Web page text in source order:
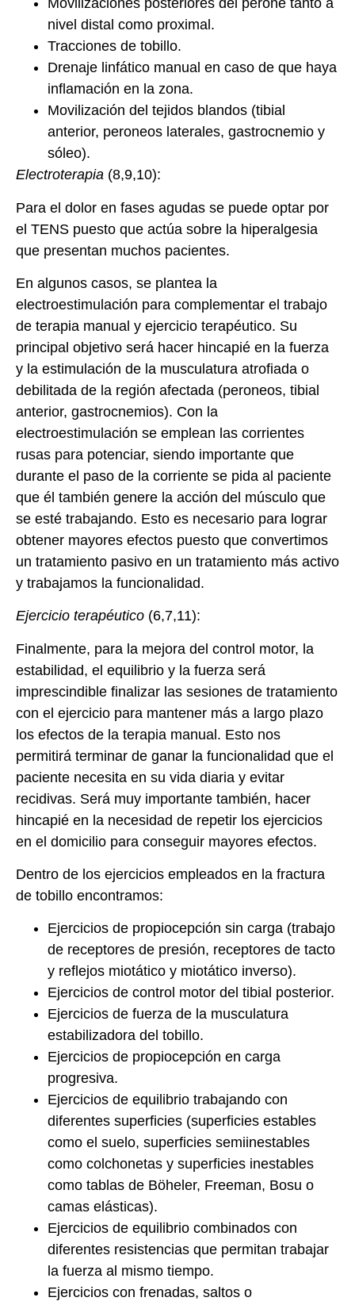
Movilizaciones posteriores del peroné tanto a
nivel distal como proximal.
Tracciones de tobillo.
Drenaje linfático manual en caso de que haya
inflamación en la zona.
Movilización del tejidos blandos (tibial
anterior, peroneos laterales, gastrocnemio y
sóleo).
Electroterapia (8,9,10):
Para el dolor en fases agudas se puede optar por
el TENS puesto que actúa sobre la hiperalgesia
que presentan muchos pacientes.
En algunos casos, se plantea la
electroestimulación para complementar el trabajo
de terapia manual y ejercicio terapéutico. Su
principal objetivo será hacer hincapié en la fuerza
y la estimulación de la musculatura atrofiada o
debilitada de la región afectada (peroneos, tibial
anterior, gastrocnemios). Con la
electroestimulación se emplean las corrientes
rusas para potenciar, siendo importante que
durante el paso de la corriente se pida al paciente
que él también genere la acción del músculo que
se esté trabajando. Esto es necesario para lograr
obtener mayores efectos puesto que convertimos
un tratamiento pasivo en un tratamiento más activo
y trabajamos la funcionalidad.
Ejercicio terapéutico (6,7,11):
Finalmente, para la mejora del control motor, la
estabilidad, el equilibrio y la fuerza será
imprescindible finalizar las sesiones de tratamiento
con el ejercicio para mantener más a largo plazo
los efectos de la terapia manual. Esto nos
permitirá terminar de ganar la funcionalidad que el
paciente necesita en su vida diaria y evitar
recidivas. Será muy importante también, hacer
hincapié en la necesidad de repetir los ejercicios
en el domicilio para conseguir mayores efectos.
Dentro de los ejercicios empleados en la fractura
de tobillo encontramos:
Ejercicios de propiocepción sin carga (trabajo
de receptores de presión, receptores de tacto
y reflejos miotático y miotático inverso).
Ejercicios de control motor del tibial posterior.
Ejercicios de fuerza de la musculatura
estabilizadora del tobillo.
Ejercicios de propiocepción en carga
progresiva.
Ejercicios de equilibrio trabajando con
diferentes superficies (superficies estables
como el suelo, superficies semiinestables
como colchonetas y superficies inestables
como tablas de Böheler, Freeman, Bosu o
camas elásticas).
Ejercicios de equilibrio combinados con
diferentes resistencias que permitan trabajar
la fuerza al mismo tiempo.
Ejercicios con frenadas, saltos o